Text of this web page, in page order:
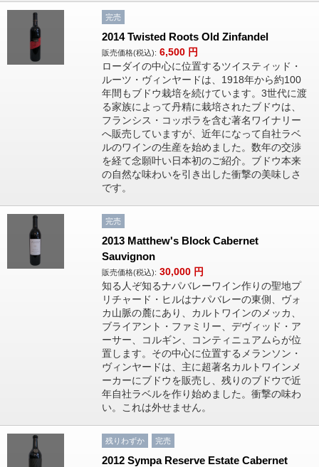
完売
2014 Twisted Roots Old Zinfandel
販売価格(税込): 6,500 円
ローダイの中心に位置するツイスティッド・
ルーツ・ヴィンヤードは、1918年から約100
年間もブドウ栽培を続けています。3世代に渡
る家族によって丹精に栽培されたブドウは、
フランシス・コッポラを含む著名ワイナリー
へ販売していますが、近年になって自社ラベ
ルのワインの生産を始めました。数年の交渉
を経て念願叶い日本初のご紹介。ブドウ本来
の自然な味わいを引き出した衝撃の美味しさ
です。
完売
2013 Matthew's Block Cabernet
Sauvignon
販売価格(税込): 30,000 円
知る人ぞ知るナパバレーワイン作りの聖地プ
リチャード・ヒルはナパバレーの東側、ヴォ
カ山脈の麓にあり、カルトワインのメッカ、
ブライアント・ファミリー、デヴィッド・ア
ーサー、コルギン、コンティニュアムらが位
置します。その中心に位置するメランソン・
ヴィンヤードは、主に超著名カルトワインメ
ーカーにブドウを販売し、残りのブドウで近
年自社ラベルを作り始めました。衝撃の味わ
い。これは外せません。
残りわずか 完売
2012 Sympa Reserve Estate Cabernet